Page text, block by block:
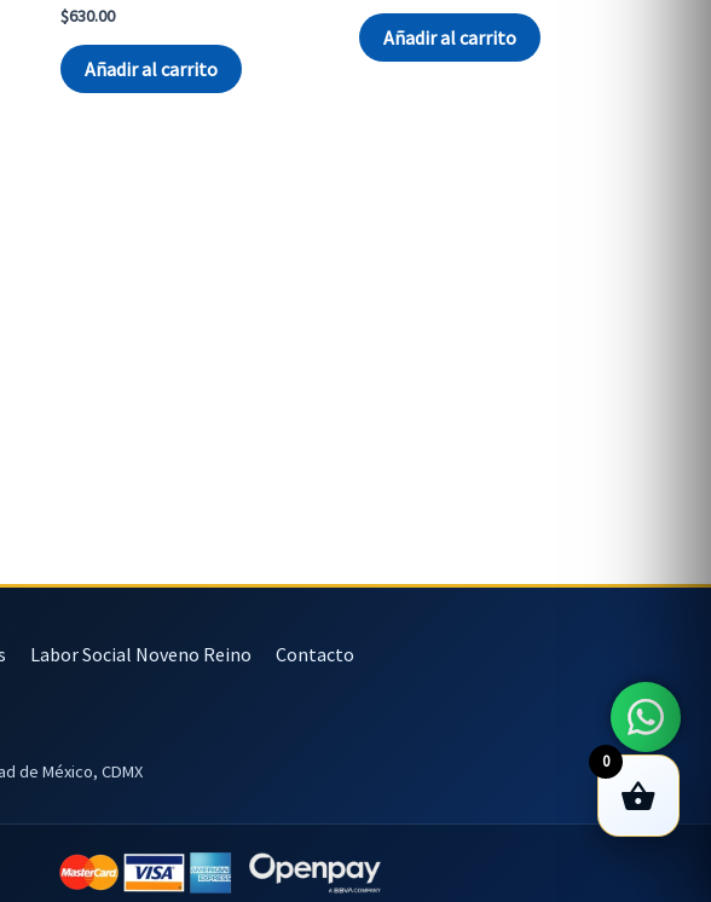
$630.00
Añadir al carrito
Añadir al carrito
Labor Social Noveno Reino Contacto
de México, CDMX 0